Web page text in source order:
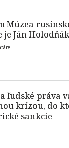
Múzea
je Ján Holodňák
ľudské práva
krízou, do
sankcie